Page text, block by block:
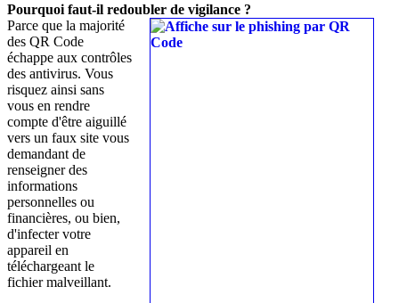
Pourquoi faut-il redoubler de vigilance ?
Parce que la majorité
des QR Code
échappe aux contrôles
des antivirus. Vous
risquez ainsi sans
vous en rendre
compte d'être aiguillé
vers un faux site vous
demandant de
renseigner des
informations
personnelles ou
financières, ou bien,
d'infecter votre
appareil en
téléchargeant le
fichier malveillant.